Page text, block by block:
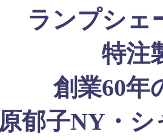
ランプシェ
特注
創業60年
郁子NY・